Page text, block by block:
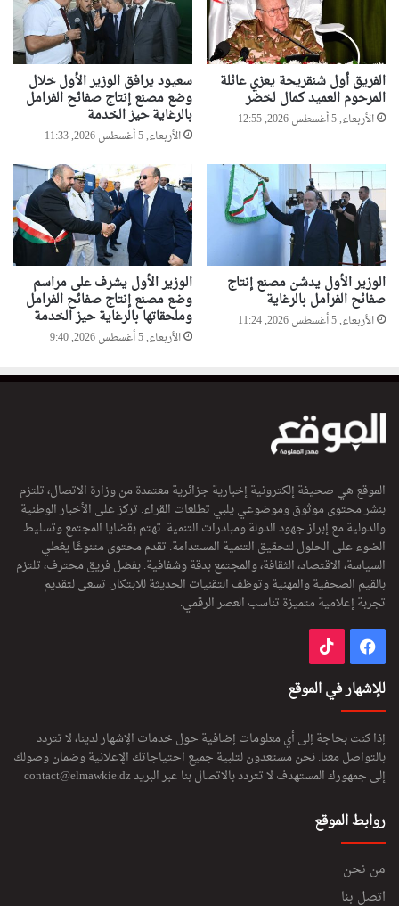
الفريق أول شنقريحة يعزي عائلة
المرحوم العميد كمال لخضر
الأربعاء, 5 أغسطس 2026, 12:55
سعيود يرافق الوزير الأول خلال
وضع مصنع إنتاج صفائح الفرامل
بالرغاية حيز الخدمة
الأربعاء, 5 أغسطس 2026, 11:33
الوزير الأول يدشن مصنع إنتاج
صفائح الفرامل بالرغاية
الأربعاء, 5 أغسطس 2026, 11:24
الوزير الأول يشرف على مراسم
وضع مصنع إنتاج صفائح الفرامل
وملحقاتها بالرغاية حيز الخدمة
الأربعاء, 5 أغسطس 2026, 9:40
الموقع هي صحيفة إلكترونية إخبارية جزائرية معتمدة من وزارة الاتصال، تلتزم
بنشر محتوى موثوق وموضوعي يلبي تطلعات القراء. تركز على الأخبار الوطنية
والدولية مع إبراز جهود الدولة ومبادرات التنمية. تهتم بقضايا المجتمع وتسليط
الضوء على الحلول لتحقيق التنمية المستدامة. تقدم محتوى متنوعًا يغطي
السياسة، الاقتصاد، الثقافة، والمجتمع بدقة وشفافية. بفضل فريق محترف، تلتزم
بالقيم الصحفية والمهنية وتوظف التقنيات الحديثة للابتكار. تسعى لتقديم
تجربة إعلامية متميزة تناسب العصر الرقمي.
فيسبوك
للإشهار في الموقع
إذا كنت بحاجة إلى أي معلومات إضافية حول خدمات الإشهار لدينا، لا تتردد
بالتواصل معنا. نحن مستعدون لتلبية جميع احتياجاتك الإعلانية وضمان وصولك
إلى جمهورك المستهدف لا تتردد بالاتصال بنا عبر البريدcontact@elmawkie.dz
روابط الموقع
من نحن
اتصل بنا